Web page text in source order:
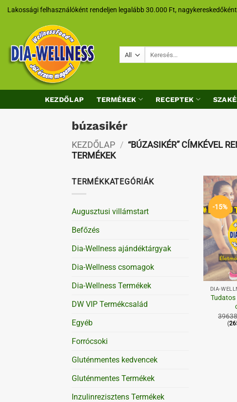
SkipLakossági felhasználóként rendeljen legalább 30.000 Ft,
KEZDŐLAP TERMÉKEK RECEPTEK
búzasikér
KEZDŐLAP / “BÚZASIKÉR” CÍMKÉVEL
TERMÉKEK
TERMÉKKATEGÓRIÁK
Augusztusi villámstart
Befőzés
Dia-Wellness ajándéktárgyak
Dia-Wellness csomagok
Dia-Wellness Termékek
DW VIP Termékcsalád
Egyéb
Forrócsoki
Gluténmentes kedvencek
Gluténmentes Termékek
Inzulinrezisztens Termékek
-15%
+
DIA-
(